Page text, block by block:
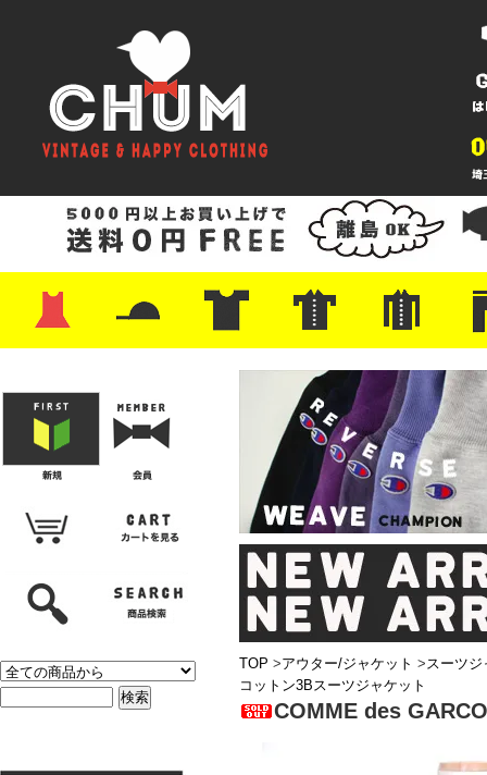
・レザーシューズ/スニーカー
・プリントTシャツ
・バンド/ツアー
・キャラクター
・Nike/adidas/スポーツ
・チャンピオン
・サーフ/スケート
・ボーダー/総柄/無地
・フットボール/リンガー
・タンクトップ/NBA・ポロシャツ
・半袖シャツ
・アロハ/サーフ/ボーリング
・ラルフ/ブランド
・無地/チェック/ストラ
・ワーク/ミリタリー/ウ
・ネル/ウール ・ショ
・アウ
・ジー
・
・ミリ
・コー
・コッ
・オー
・ジャ
ン
TOP >アウター/ジャケット >スーツ
コットン3Bスーツジャケット
COMME des